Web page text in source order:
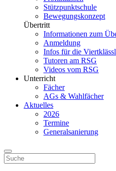
Stützpunktschule
Bewegungskonzept
Übertritt
Informationen zum
Anmeldung
Infos für die
Tutoren am RSG
Videos vom RSG
Unterricht
Fächer
AGs & Wahlfächer
Aktuelles
2026
Termine
Generalsanierung